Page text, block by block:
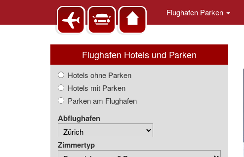
Flughafen Parken
Flughafen Hotels und Parken
Hotels ohne Parken
Hotels mit Parken
Parken am Flughafen
Abflughafen
Zimmertyp